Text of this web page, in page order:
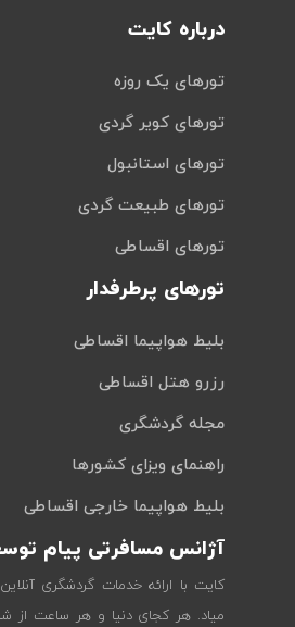
درباره کایت
تورهای یک روزه
تورهای کویر گردی
تورهای استانبول
تورهای طبیعت گردی
تورهای اقساطی
تورهای پرطرفدار
بلیط هواپیما اقساطی
رزرو هتل اقساطی
مجله گردشگری
راهنمای ویزای کشورها
بلیط هواپیما خارجی اقساطی
آژانس مسافرتی پیام
کایت با ارائه خدمات گردشگری
میاد. هر کجای دنیا و هر ساعت از